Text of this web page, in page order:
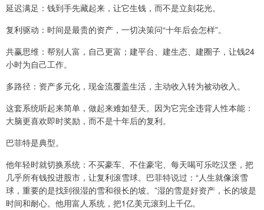
延迟满足：钱到手先藏起来，让它生钱，而不是立刻花光。
复利驱动：时间是最贵的资产，一切决策问“十年后会怎样”。
共赢思维：帮别人富，自己更富；建平台、建生态、建圈子，让钱24
小时为自己工作。
多路径：资产多元化，现金流覆盖生活，主动收入转为被动收入。
这套系统听起来简单，做起来难如登天。因为它完全违背人性本能：
大脑更喜欢即时奖励，而不是十年后的复利。
巴菲特是典型。
他年轻时就切换系统：不买豪车、不住豪宅、每天喝可乐吃汉堡，把
几乎所有钱投进股市，让复利滚雪球。巴菲特说过：“人生就像滚雪
球，重要的是找到很湿的雪和很长的坡。”湿的雪是好资产，长的坡是
时间和耐心。他用富人系统，把1亿美元滚到上千亿。